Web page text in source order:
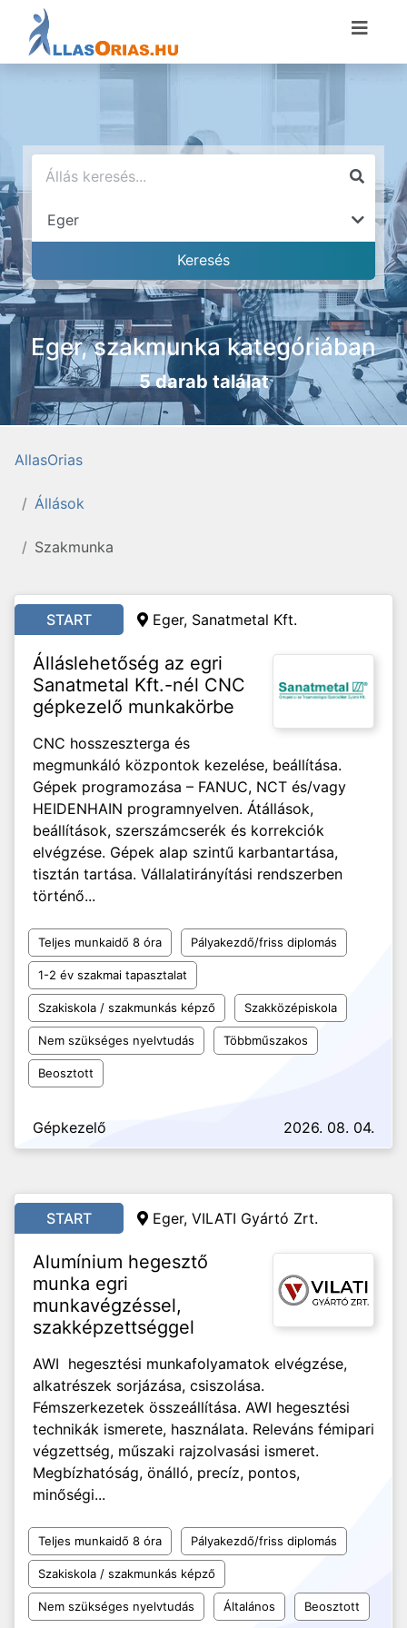
Eger, szakmunka kategóriában
5 darab találat
AllasOrias
Állások
Szakmunka
START Eger, Sanatmetal Kft.
Álláslehetőség az egri
Sanatmetal Kft.-nél CNC
gépkezelő munkakörbe
CNC hosszeszterga és
megmunkáló központok kezelése, beállítása.
Gépek programozása – FANUC, NCT és/vagy
HEIDENHAIN programnyelven. Átállások,
beállítások, szerszámcserék és korrekciók
elvégzése. Gépek alap szintű karbantartása,
tisztán tartása. Vállalatirányítási rendszerben
történő...
Teljes munkaidő 8 óra Pályakezdő/friss diplomás
1-2 év szakmai tapasztalat
Szakiskola / szakmunkás képző Szakközépiskola
Nem szükséges nyelvtudás Többműszakos
Beosztott
Gépkezelő 2026. 08. 04.
START Eger, VILATI Gyártó Zrt.
Alumínium hegesztő
munka egri
munkavégzéssel,
szakképzettséggel
AWI hegesztési munkafolyamatok elvégzése,
alkatrészek sorjázása, csiszolása.
Fémszerkezetek összeállítása. AWI hegesztési
technikák ismerete, használata. Releváns fémipari
végzettség, műszaki rajzolvasási ismeret.
Megbízhatóság, önálló, precíz, pontos,
minőségi...
Teljes munkaidő 8 óra Pályakezdő/friss diplomás
Szakiskola / szakmunkás képző
Nem szükséges nyelvtudás Általános Beosztott